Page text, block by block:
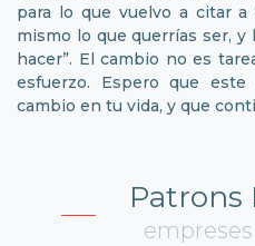
para lo que vuelvo a citar
mismo lo que querrías ser,
hacer”. El cambio no es
esfuerzo. Espero que
cambio en tu vida, y que
Patrons